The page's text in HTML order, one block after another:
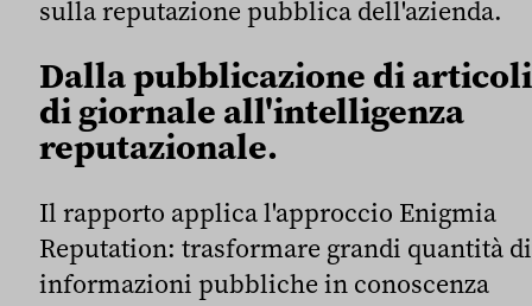
sulla reputazione pubblica dell'azienda.
Dalla pubblicazione di articoli
di giornale all'intelligenza
reputazionale.
Il rapporto applica l'approccio Enigmia
Reputation: trasformare grandi quantità di
informazioni pubbliche in conoscenza